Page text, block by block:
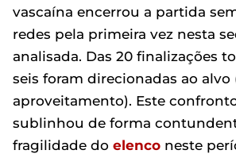
vascaína encerrou a partida
redes pela primeira vez nesta
analisada. Das 20 finalizações
seis foram direcionadas ao alvo
aproveitamento). Este
sublinhou de forma
fragilidade do elenco neste